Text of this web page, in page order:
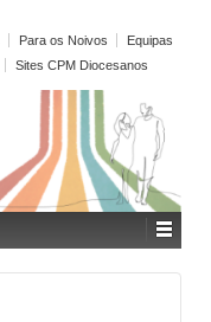
Para os Noivos
Equipas
Sites CPM Diocesanos